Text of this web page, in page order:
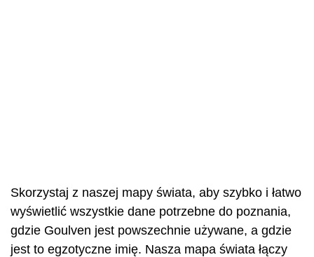
Skorzystaj z naszej mapy świata, aby szybko i łatwo
wyświetlić wszystkie dane potrzebne do poznania,
gdzie Goulven jest powszechnie używane, a gdzie
jest to egzotyczne imię. Nasza mapa świata łączy